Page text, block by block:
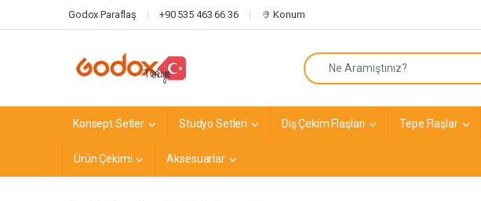
Godox Paraflaş +90 535 463 66 36 Konum
Arayın:
Konsept Setler Stüdyo Setleri Dış Çekim Flaşları Tepe Flaşlar
Ürün Çekimi Aksesuarlar